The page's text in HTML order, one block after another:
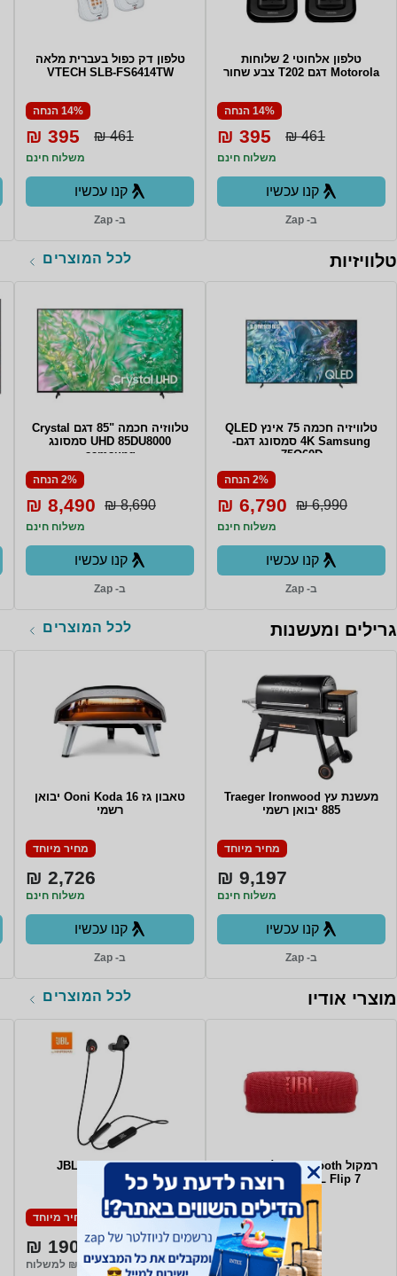
טלפון אלחוטי 2 שלוחות
Motorola דגם T202 צבע שחור
14% הנחה
461 ₪
395 ₪
משלוח חינם
קנו עכשיו
ב- Zap
טלפון דק כפול בעברית מלאה
VTECH SLB-FS6414TW
14% הנחה
461 ₪
395 ₪
משלוח חינם
קנו עכשיו
ב- Zap
טלוויזיות לכל המוצרים
טלוויזיה חכמה 75 אינץ QLED
4K Samsung סמסונג דגם-
75Q60D
2% הנחה
6,990 ₪
6,790 ₪
משלוח חינם
קנו עכשיו
ב- Zap
טלווזיה חכמה "85 דגם Crystal
UHD 85DU8000 סמסונג
samsung
2% הנחה
8,690 ₪
8,490 ₪
משלוח חינם
קנו עכשיו
ב- Zap
גרילים ומעשנות לכל המוצרים
מעשנת ‏עץ Traeger Ironwood
885 יבואן רשמי
מחיר מיוחד
9,197 ₪
משלוח חינם
קנו עכשיו
ב- Zap
טאבון ‏גז Ooni Koda 16 יבואן
רשמי
מחיר מיוחד
2,726 ₪
משלוח חינם
קנו עכשיו
ב- Zap
מוצרי אודיו לכל המוצרים
רמקול Bluetooth אלחוטי נייד
JBL Flip 7 - צבע אדום
מחיר מיוחד
359 ₪
משלוח חינם
אוזניות JBL C125BT
מחיר מיוחד
190 ₪
₪20 למשלוח